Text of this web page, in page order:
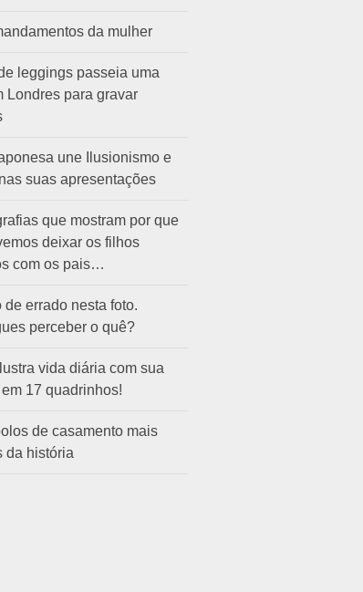
da mulher
leggings passeia uma
Londres para gravar
une Ilusionismo e
suas apresentações
que mostram por que
deixar os filhos
com os pais…
de errado nesta foto.
perceber o quê?
vida diária com sua
17 quadrinhos!
de casamento mais
da história